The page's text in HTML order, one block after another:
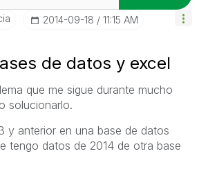
‎2014-09-18 11:15 AM
de datos y excel
que me sigue durante mucho
solucionarlo.
y anterior en una base de datos
tengo datos de 2014 de otra base